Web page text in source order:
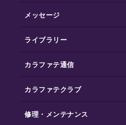
メッセージ
ライブラリー
カラファテ通信
カラファテクラブ
修理・メンテナンス